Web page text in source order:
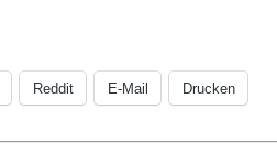
Reddit E-Mail Drucken